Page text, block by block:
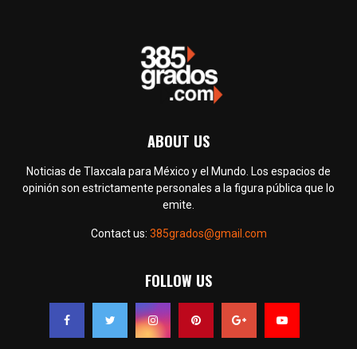
ABOUT US
Noticias de Tlaxcala para México y el Mundo. Los espacios de
opinión son estrictamente personales a la figura pública que lo
emite.
Contact us: 385grados@gmail.com
FOLLOW US